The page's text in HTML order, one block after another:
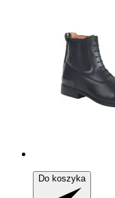
Do koszyka